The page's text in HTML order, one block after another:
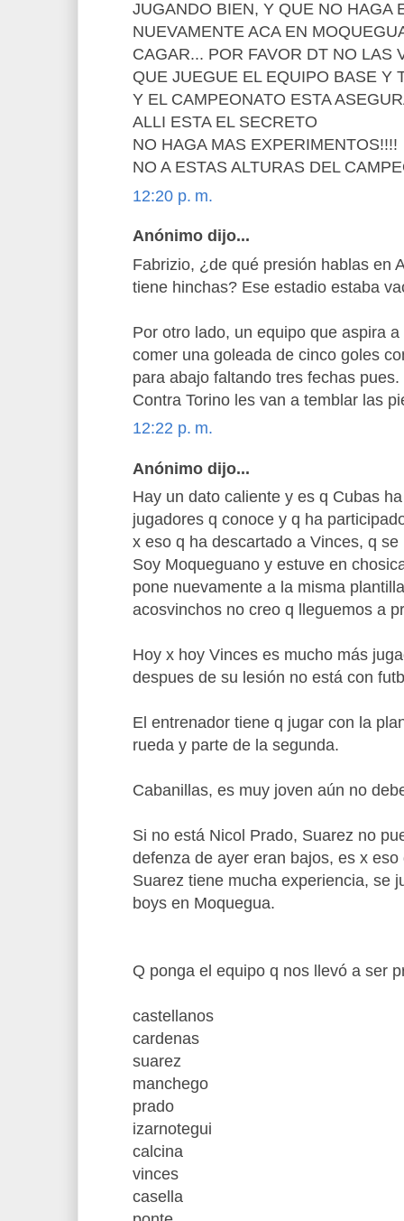
JUGANDO BIEN, Y QUE NO HAGA
NUEVAMENTE ACA EN
CAGAR... POR FAVOR DT NO LAS
QUE JUEGUE EL EQUIPO BASE Y
Y EL CAMPEONATO ESTA
ALLI ESTA EL SECRETO
NO HAGA MAS EXPERIMENTOS!!!!
NO A ESTAS ALTURAS DEL
12:20 p. m.
Anónimo dijo...
Fabrizio, ¿de qué presión hablas en
tiene hinchas? Ese estadio estaba
Por otro lado, un equipo que aspira
comer una goleada de cinco goles
para abajo faltando tres fechas pues.
Contra Torino les van a temblar las
12:22 p. m.
Anónimo dijo...
Hay un dato caliente y es q Cubas
jugadores q conoce y q ha
x eso q ha descartado a Vinces, q
Soy Moqueguano y estuve en
pone nuevamente a la misma
acosvinchos no creo q lleguemos a
Hoy x hoy Vinces es mucho más
despues de su lesión no está con
El entrenador tiene q jugar con la
rueda y parte de la segunda.
Cabanillas, es muy joven aún no
Si no está Nicol Prado, Suarez no
defenza de ayer eran bajos, es x
Suarez tiene mucha experiencia, se
boys en Moquegua.
Q ponga el equipo q nos llevó a ser
castellanos
cardenas
suarez
manchego
prado
izarnotegui
calcina
vinces
casella